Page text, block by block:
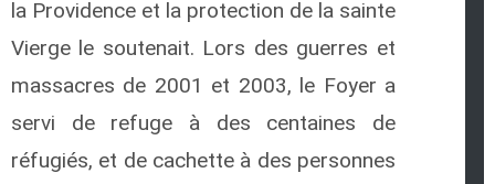
la Providence et la protection de la sainte
Vierge le soutenait. Lors des guerres et
massacres de 2001 et 2003, le Foyer a
servi de refuge à des centaines de
réfugiés, et de cachette à des personnes